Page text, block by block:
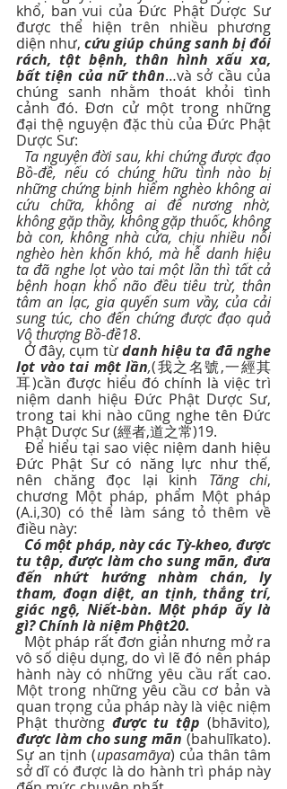
khổ, ban vui của Đức Phật Dược Sư
được thể hiện trên nhiều phương
diện như, cứu giúp chúng sanh bị đói
rách, tật bệnh, thân hình xấu xa,
bất tiện của nữ thân…và sở cầu của
chúng sanh nhằm thoát khỏi tình
cảnh đó. Đơn cử một trong những
đại thệ nguyện đặc thù của Đức Phật
Dược Sư:
Ta nguyện đời sau, khi chứng được đạo
Bồ-đề, nếu có chúng hữu tình nào bị
những chứng bịnh hiểm nghèo không ai
cứu chữa, không ai để nương nhờ,
không gặp thầy, không gặp thuốc, không
bà con, không nhà cửa, chịu nhiều nỗi
nghèo hèn khốn khó, mà hễ danh hiệu
ta đã nghe lọt vào tai một lần thì tất cả
bệnh hoạn khổ não đều tiêu trừ, thân
tâm an lạc, gia quyến sum vầy, của cải
sung túc, cho đến chứng được đạo quả
Vô thượng Bồ-đề18.
  Ở đây, cụm từ
danh hiệu ta đã nghe
lọt vào tai một lần,(我之名號,一經其
耳)cần được hiểu đó chính là việc trì
niệm danh hiệu Đức Phật Dược Sư,
trong tai khi nào cũng nghe tên Đức
Phật Dược Sư (經者,道之常)19.
Đức Phật Sư có năng lực như thế,
nên chăng đọc lại kinh Tăng chi,
chương Một pháp, phẩm Một pháp
(A.i,30) có thể làm sáng tỏ thêm về
điều này:
Có một pháp, này các Tỳ-kheo, được
tu tập, được làm cho sung mãn, đưa
đến nhứt hướng nhàm chán, ly
tham, đoạn diệt, an tịnh, thắng trí,
giác ngộ, Niết-bàn. Một pháp ấy là
gì? Chính là niệm Phật20.
vô số diệu dụng, do vì lẽ đó nên pháp
hành này có những yêu cầu rất cao.
Một trong những yêu cầu cơ bản và
quan trọng của pháp này là việc niệm
Phật thường được tu tập (bhāvito)
được làm cho sung mãn (bahulīkato).
Sự an tịnh (upasamāya) của thân tâm
sở dĩ có được là do hành trì pháp này